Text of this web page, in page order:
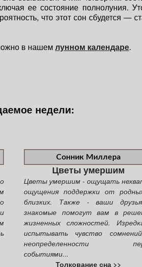
ее состояние полнолуния.
что этот сон сбудется —
в нашем лунном календаре.
недели:
Сонник Миллера
Цветы умершим
Цветы умершим - ощущать
ощущения поддержки от
близких. Также - ваши
знакомые помогут вам в
жизненных сложностей.
испытывать чувство
неопределенности
событиями...
Толкование сна >>